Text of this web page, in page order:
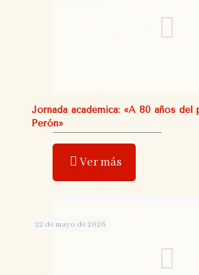
Jornada académica: «A 80 años
Perón»
Ver más
22 de mayo de 2026